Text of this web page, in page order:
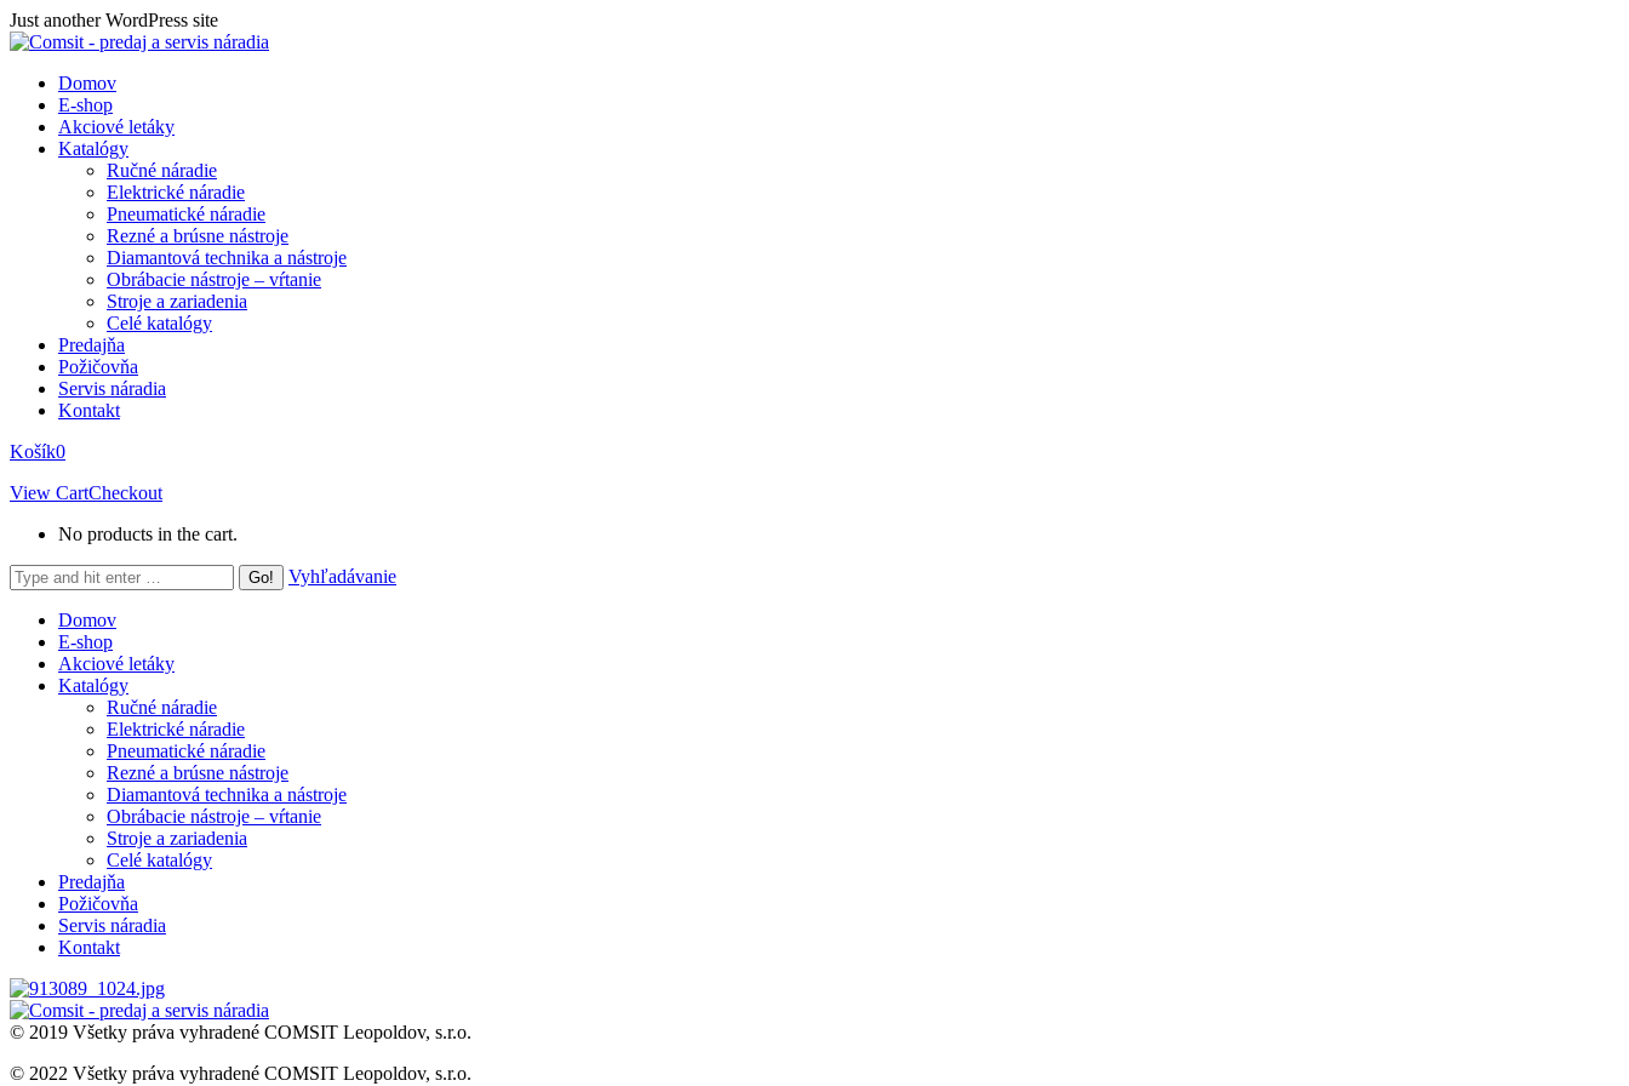
Skip
to
Just another WordPress site
Domov
E-shop
Akciové letáky
Katalógy
Ručné náradie
Elektrické náradie
Pneumatické náradie
Rezné a brúsne nástroje
Diamantová technika a nástroje
Obrábacie nástroje – vŕtanie
Stroje a zariadenia
Celé katalógy
Predajňa
Požičovňa
Servis náradia
Kontakt
Košík0
View CartCheckout
No products in the cart.
Search:
Vyhľadávanie
Domov
E-shop
Akciové letáky
Katalógy
Ručné náradie
Elektrické náradie
Pneumatické náradie
Rezné a brúsne nástroje
Diamantová technika a nástroje
Obrábacie nástroje – vŕtanie
Stroje a zariadenia
Celé katalógy
Predajňa
Požičovňa
Servis náradia
Kontakt
© 2019 Všetky práva vyhradené COMSIT Leopoldov, s.r.o.
© 2022 Všetky práva vyhradené COMSIT Leopoldov, s.r.o.